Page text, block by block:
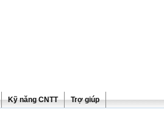
Kỹ năng CNTT Trợ giúp